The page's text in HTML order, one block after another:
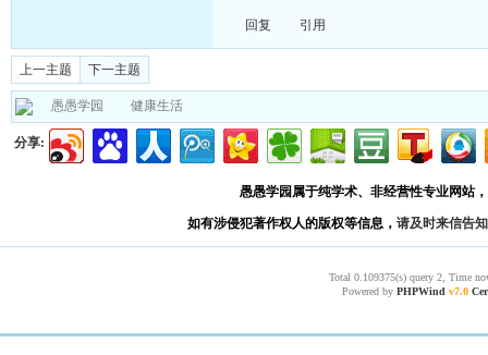
回复 引用
上一主题 下一主题
愚愚学园 健康生活
分享:
愚愚学园属于纯学术、非经营性专业网站
如有涉侵犯著作权人的版权等信息， 请及时来信告知
Total 0.109375(s) query 2, Time
Powered by PHPWind v7.0